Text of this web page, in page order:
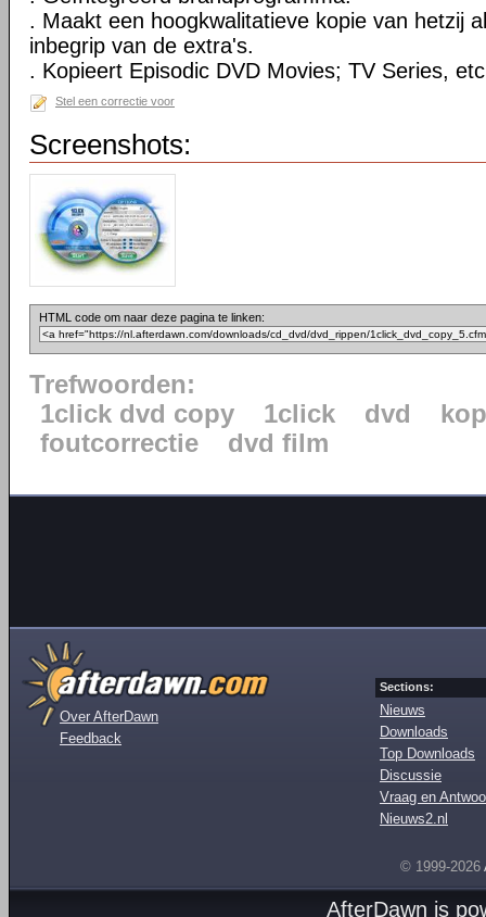
. Maakt een hoogkwalitatieve kopie van hetzij
inbegrip van de extra's.
. Kopieert Episodic DVD Movies; TV Series,
Stel een correctie voor
Screenshots:
HTML code om naar deze pagina te linken:
Trefwoorden:
1click dvd copy
1click dvd
foutcorrectie
dvd film
Over AfterDawn
Feedback
Sections:
Nieuws
Downloads
Top Downloads
Discussie
Vraag en
Nieuws2.nl
© 1999-2026
AfterDawn is